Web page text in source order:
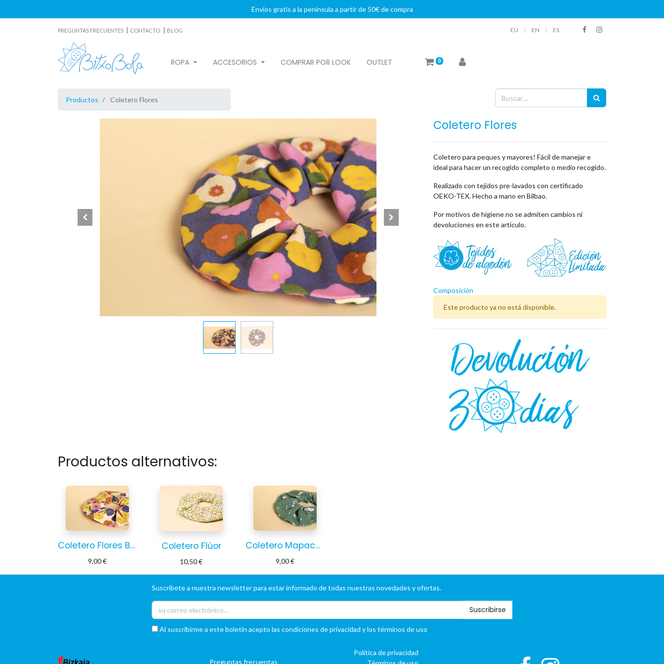
Envíos gratis a la península a partir de 50€ de compra
PREGUNTAS FRECUENTES | CONTACTO | BLOG EU EN ES
ROPA ACCESORIOS COMPRAR POR LOOK OUTLET 0
Productos Coletero Flores
Coletero Flores
Coletero para peques y mayores! Fácil de manejar e
ideal para hacer un recogido completo o medio recogido.
Realizado con tejidos pre-lavados con certificado
OEKO-TEX. Hecho a mano en Bilbao.
Por motivos de higiene no se admiten cambios ni
devoluciones en este artículo.
Composición
Este producto ya no está disponible.
Productos alternativos:
Coletero Flores Beige
9,00€
Coletero Flúor
10,50€
Coletero Mapache
9,00€
Suscríbete a nuestra newsletter para estar informado de todas nuestras novedades y ofertas.
Suscribirse
Al suscribirme a este boletín acepto las condiciones de privacidad y los términos de uso
Preguntas frecuentas
Política de privacidad